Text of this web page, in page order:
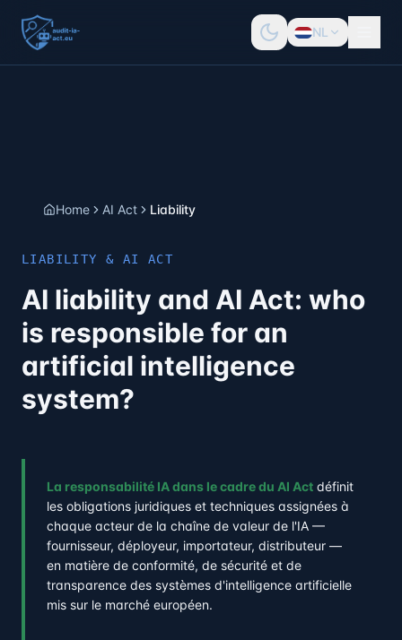
NL
Home AI Act Liability
LIABILITY & AI ACT
AI liability and AI Act: who
is responsible for an
artificial intelligence
system?
La responsabilité IA dans le cadre du AI Act définit
les obligations juridiques et techniques assignées à
chaque acteur de la chaîne de valeur de l'IA —
fournisseur, déployeur, importateur, distributeur —
en matière de conformité, de sécurité et de
transparence des systèmes d'intelligence artificielle
mis sur le marché européen.